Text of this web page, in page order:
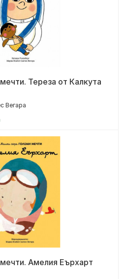
Тереза от Калкута
Вегара
Амелия Еърхарт